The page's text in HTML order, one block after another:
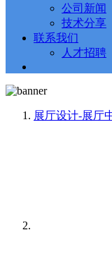
公司新闻
技术分享
联系我们
人才招聘
展厅设计-展厅